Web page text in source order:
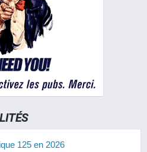
125 en 2026